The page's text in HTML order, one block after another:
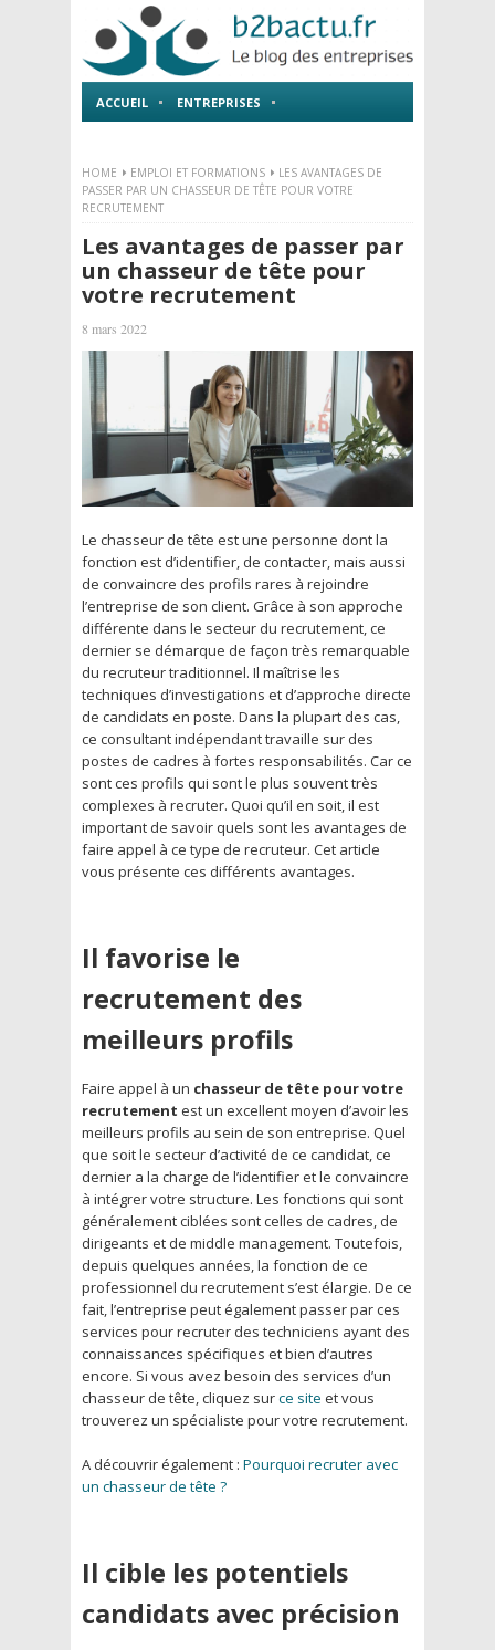
ACCUEIL ENTREPRISES
HOME EMPLOI ET FORMATIONS
LES AVANTAGES DE
PASSER PAR UN CHASSEUR DE TÊTE POUR VOTRE
RECRUTEMENT
Les avantages de passer par
un chasseur de tête pour
votre recrutement
8 mars 2022
Le chasseur de tête est une personne dont la
fonction est d’identifier, de contacter, mais aussi
de convaincre des profils rares à rejoindre
l’entreprise de son client. Grâce à son approche
différente dans le secteur du recrutement, ce
dernier se démarque de façon très remarquable
du recruteur traditionnel. Il maîtrise les
techniques d’investigations et d’approche directe
de candidats en poste. Dans la plupart des cas,
ce consultant indépendant travaille sur des
postes de cadres à fortes responsabilités. Car ce
sont ces profils qui sont le plus souvent très
complexes à recruter. Quoi qu’il en soit, il est
important de savoir quels sont les avantages de
faire appel à ce type de recruteur. Cet article
vous présente ces différents avantages.
Il favorise le
recrutement des
meilleurs profils
Faire appel à un chasseur de tête pour votre
recrutement est un excellent moyen d’avoir les
meilleurs profils au sein de son entreprise. Quel
que soit le secteur d’activité de ce candidat, ce
dernier a la charge de l’identifier et le convaincre
à intégrer votre structure. Les fonctions qui sont
généralement ciblées sont celles de cadres, de
dirigeants et de middle management. Toutefois,
depuis quelques années, la fonction de ce
professionnel du recrutement s’est élargie. De ce
fait, l’entreprise peut également passer par ces
services pour recruter des techniciens ayant des
connaissances spécifiques et bien d’autres
encore. Si vous avez besoin des services d’un
chasseur de tête, cliquez surce site et vous
trouverez un spécialiste pour votre recrutement.
A découvrir également : Pourquoi recruter avec
un chasseur de tête ?
Il cible les potentiels
candidats avec précision